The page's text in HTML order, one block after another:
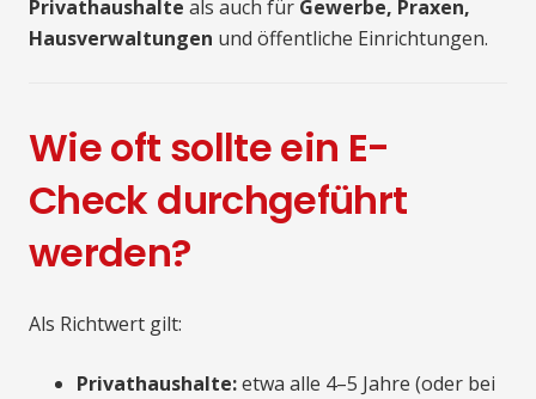
Privathaushalte als auch für Gewerbe, Praxen,
Hausverwaltungen und öffentliche Einrichtungen.
Wie oft sollte ein E-
Check durchgeführt
werden?
Als Richtwert gilt:
Privathaushalte:etwa alle 4–5 Jahre (oder bei